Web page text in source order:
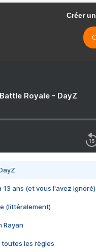
Créer
Royale - DayZ
13 ans (et vous l'avez ignoré)
(littéralement)
Rayan
toutes les règles